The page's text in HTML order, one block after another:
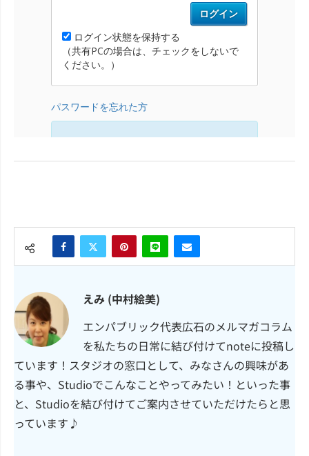
えみ (中村絵美)
エンパブリック代表広石のメルマガコラム
を私たちの日常に結び付けてnoteに投稿し
ています！スタジオの窓口として、みなさんの興味があ
る事や、Studioでこんなことやってみたい！といった事
と、Studioを結び付けてご案内させていただけたらと思
っています♪